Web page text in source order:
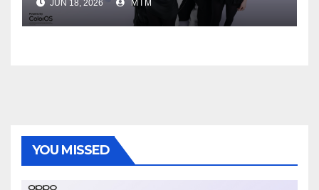
ฐานะ Reno Girls ชวนสัมผัส
ประสบการณ์ถ่ายภาพมุมกว้างพิเศษที่
JUN 18, 2026 MTM
YOU MISSED